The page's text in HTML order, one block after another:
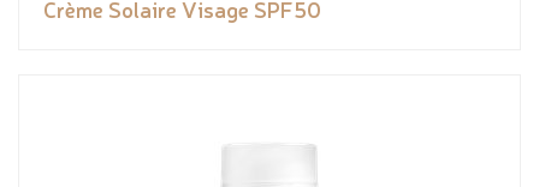
Crème Solaire Visage SPF50